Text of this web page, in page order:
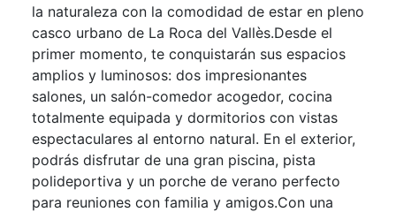
la naturaleza con la comodidad de estar en pleno
casco urbano de La Roca del Vallès.Desde el
primer momento, te conquistarán sus espacios
amplios y luminosos: dos impresionantes
salones, un salón-comedor acogedor, cocina
totalmente equipada y dormitorios con vistas
espectaculares al entorno natural. En el exterior,
podrás disfrutar de una gran piscina, pista
polideportiva y un porche de verano perfecto
para reuniones con familia y amigos.Con una